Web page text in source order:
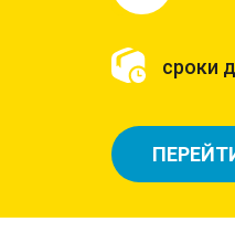
сроки